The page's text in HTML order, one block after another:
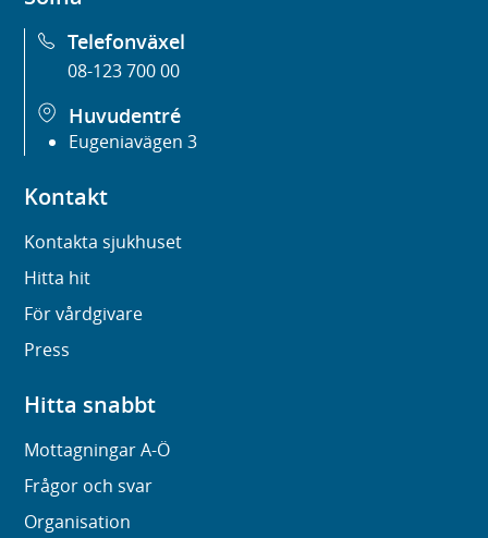
Telefonväxel
08-123 700 00
Huvudentré
Eugeniavägen 3
Kontakt
Kontakta sjukhuset
Hitta hit
För vårdgivare
Press
Hitta snabbt
Mottagningar A-Ö
Frågor och svar
Organisation